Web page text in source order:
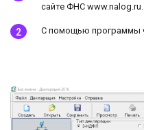
сайте ФНС www.nalog.ru.
С помощью программы